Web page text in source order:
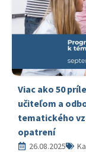
Viac ako 50
učiteľom a
tematického
opatrení
26.08.2025